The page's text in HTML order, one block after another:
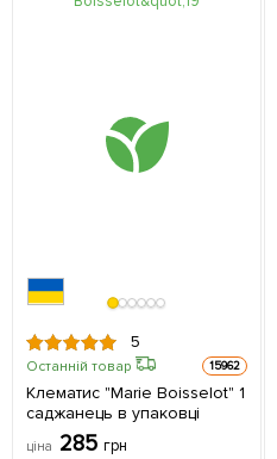
5
Останній товар 15962
Клематис "Marie Boisselot" 1
саджанець в упаковці
ціна 285 грн